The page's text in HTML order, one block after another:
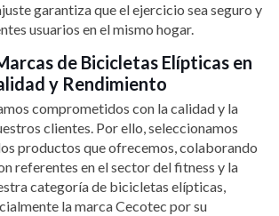
garantiza que el ejercicio sea seguro y
usuarios en el mismo hogar.
de Bicicletas Elípticas en
y Rendimiento
comprometidos con la calidad y la
clientes. Por ello, seleccionamos
productos que ofrecemos, colaborando
referentes en el sector del fitness y la
categoría de bicicletas elípticas,
la marca Cecotec por su